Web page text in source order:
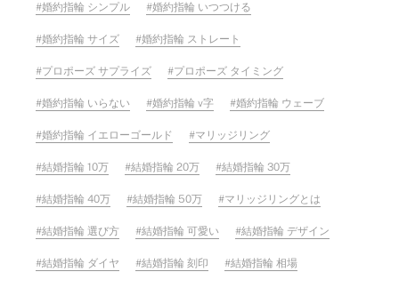
婚約指輪 シンプル 婚約指輪 いつつける
婚約指輪 サイズ 婚約指輪 ストレート
プロポーズ サプライズ プロポーズ タイミング
婚約指輪 いらない 婚約指輪 v字 婚約指輪 ウェーブ
婚約指輪 イエローゴールド マリッジリング
結婚指輪 10万 結婚指輪 20万 結婚指輪 30万
結婚指輪 40万 結婚指輪 50万 マリッジリングとは
結婚指輪 選び方 結婚指輪 可愛い 結婚指輪 デザイン
結婚指輪 ダイヤ 結婚指輪 刻印 結婚指輪 相場